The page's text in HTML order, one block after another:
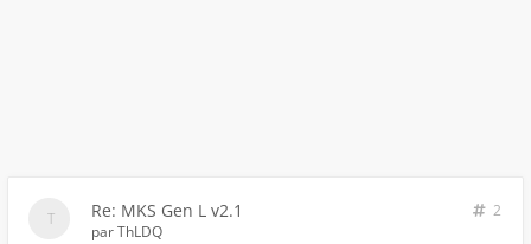
Re: MKS Gen L v2.1
2
parThLDQ